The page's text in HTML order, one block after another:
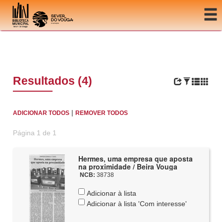
Ir para o conteúdo
Resultados (4)
ADICIONAR TODOS |REMOVER TODOS
Página 1 de 1
Hermes, uma empresa que aposta
na proximidade / Beira Vouga
NCB: 38738
Adicionar à lista
Adicionar à lista 'Com interesse'